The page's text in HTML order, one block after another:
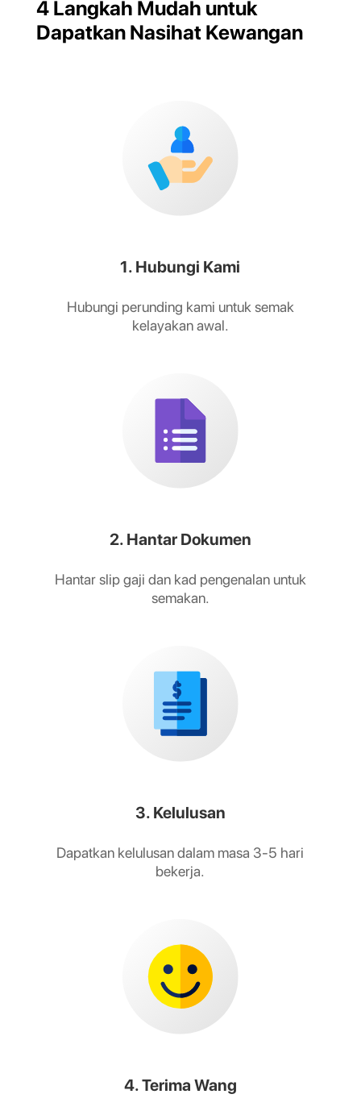
4 Langkah Mudah untuk
Dapatkan Nasihat Kewangan
1. Hubungi Kami
Hubungi perunding kami untuk semak
kelayakan awal.
2. Hantar Dokumen
Hantar slip gaji dan kad pengenalan untuk
semakan.
3. Kelulusan
Dapatkan kelulusan dalam masa 3-5 hari
bekerja.
4. Terima Wang